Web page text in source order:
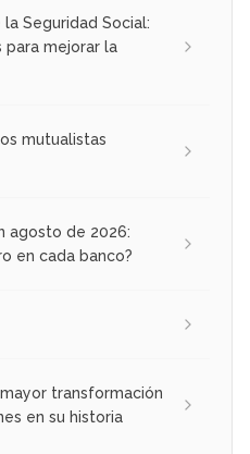
Seguridad Social:
para mejorar la
mutualistas
agosto de 2026:
en cada banco?
transformación
en su historia